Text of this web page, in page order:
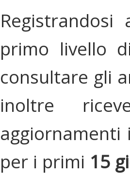
primo livello
consultare gli
inoltre
per i primi 15